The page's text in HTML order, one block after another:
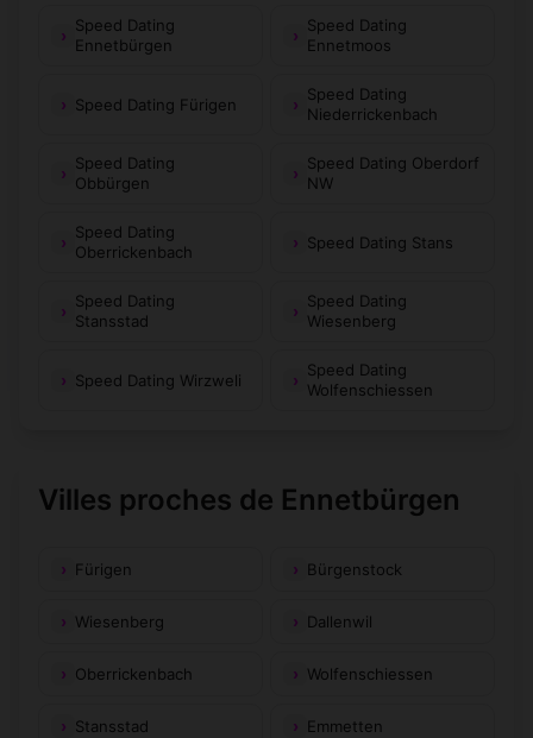
Speed Dating
Ennetbürgen
Speed Dating
Ennetmoos
Speed Dating Fürigen
Speed Dating
Niederrickenbach
Speed Dating
Obbürgen
Speed Dating Oberdorf
NW
Speed Dating
Oberrickenbach
Speed Dating Stans
Speed Dating
Stansstad
Speed Dating
Wiesenberg
Speed Dating Wirzweli
Speed Dating
Wolfenschiessen
Villes proches de Ennetbürgen
Fürigen Bürgenstock
Wiesenberg Dallenwil
Oberrickenbach Wolfenschiessen
Stansstad Emmetten